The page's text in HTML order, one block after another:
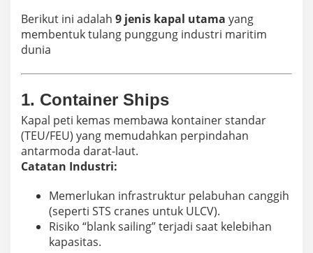
g
a
n
b
l
Berikut ini adalah 9 jenis kapal utama yang
membentuk tulang punggung industri maritim
dunia
1. Container Ships
Kapal peti kemas membawa kontainer standar
(TEU/FEU) yang memudahkan perpindahan
antarmoda darat-laut.
Catatan Industri:
Memerlukan infrastruktur pelabuhan canggih
(seperti STS cranes untuk ULCV).
Risiko “blank sailing” terjadi saat kelebihan
kapasitas.